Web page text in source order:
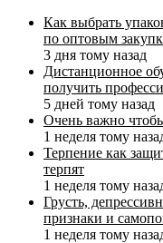
Как выбрать
по оптовым
3 дня тому назад
Дистанционное
получить
5 дней тому назад
Очень важно
1 неделя тому
Терпение как
терпят
1 неделя тому
Грусть,
признаки и
1 неделя тому